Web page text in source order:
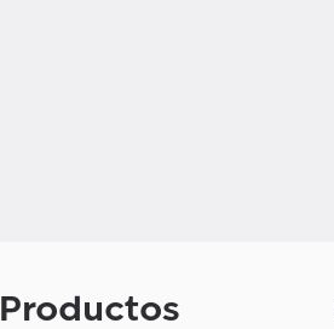
Productos